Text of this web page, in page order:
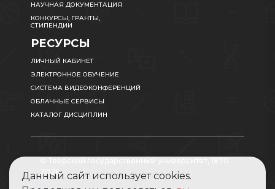
НАУЧНАЯ ДОКУМЕНТАЦИЯ
КОНКУРСЫ, ГРАНТЫ,
СТИПЕНДИИ
РЕСУРСЫ
ЛИЧНЫЙ КАБИНЕТ
ЭЛЕКТРОННОЕ ОБУЧЕНИЕ
СИСТЕМА ВИДЕОКОНФЕРЕНЦИЙ
ОБЛАЧНЫЕ СЕРВИСЫ
КАТАЛОГ ДИСЦИПЛИН
2026
Данный сайт использует cookies.